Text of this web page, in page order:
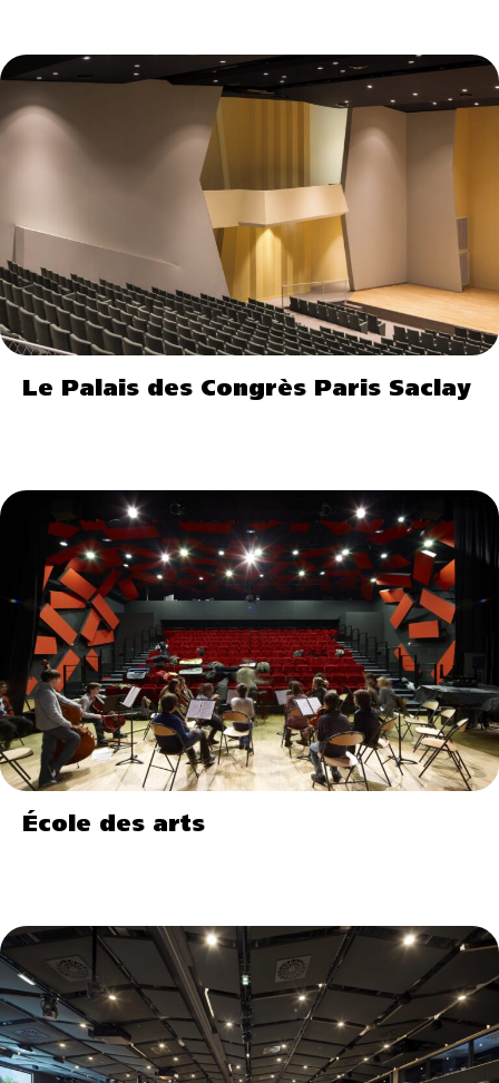
Le Palais des Congrès Paris Saclay
École des arts